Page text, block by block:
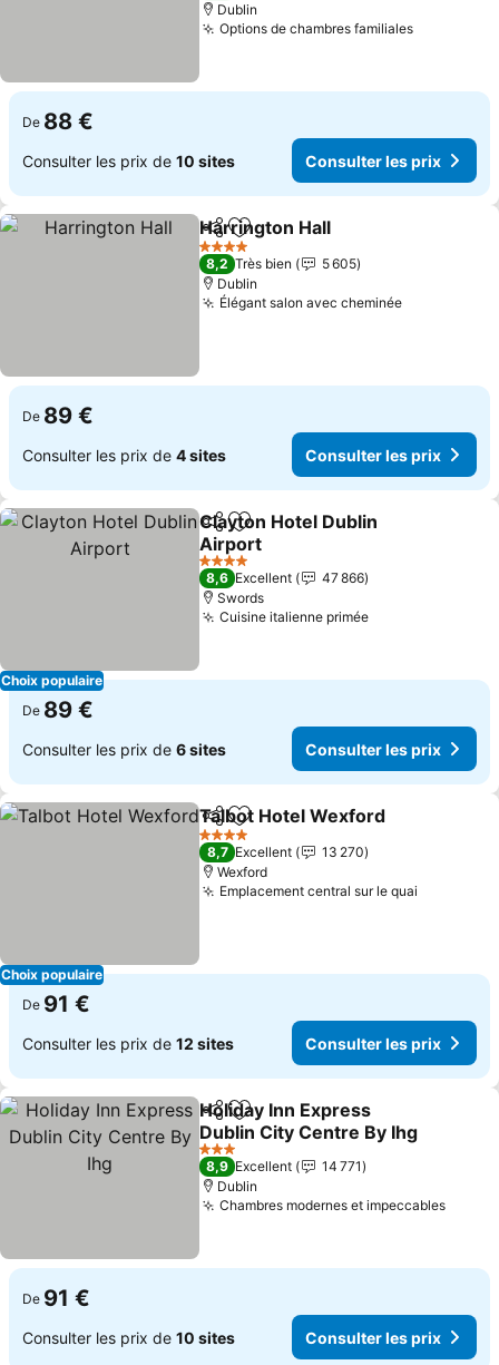
Dublin
Options de chambres familiales
De 88 €
Consulter les prix de 10 sites Consulter les prix
PartagerAjouter à mes favoris
Harrington Hall
4 Étoiles
8,2 Très bien
5 605
Dublin
Élégant salon avec cheminée
De 89 €
Consulter les prix de 4 sites Consulter les prix
Choix populaire
PartagerAjouter à mes favoris
Clayton Hotel Dublin
Airport
4 Étoiles
8,6 Excellent
47 866
Swords
Cuisine italienne primée
De 89 €
Consulter les prix de 6 sites Consulter les prix
Choix populaire
PartagerAjouter à mes favoris
Talbot Hotel Wexford
4 Étoiles
8,7 Excellent
13 270
Wexford
Emplacement central sur le quai
De 91 €
Consulter les prix de 12 sites Consulter les prix
PartagerAjouter à mes favoris
Holiday Inn Express
Dublin City Centre By Ihg
3 Étoiles
8,9 Excellent
14 771
Dublin
Chambres modernes et impeccables
De 91 €
Consulter les prix de 10 sites Consulter les prix